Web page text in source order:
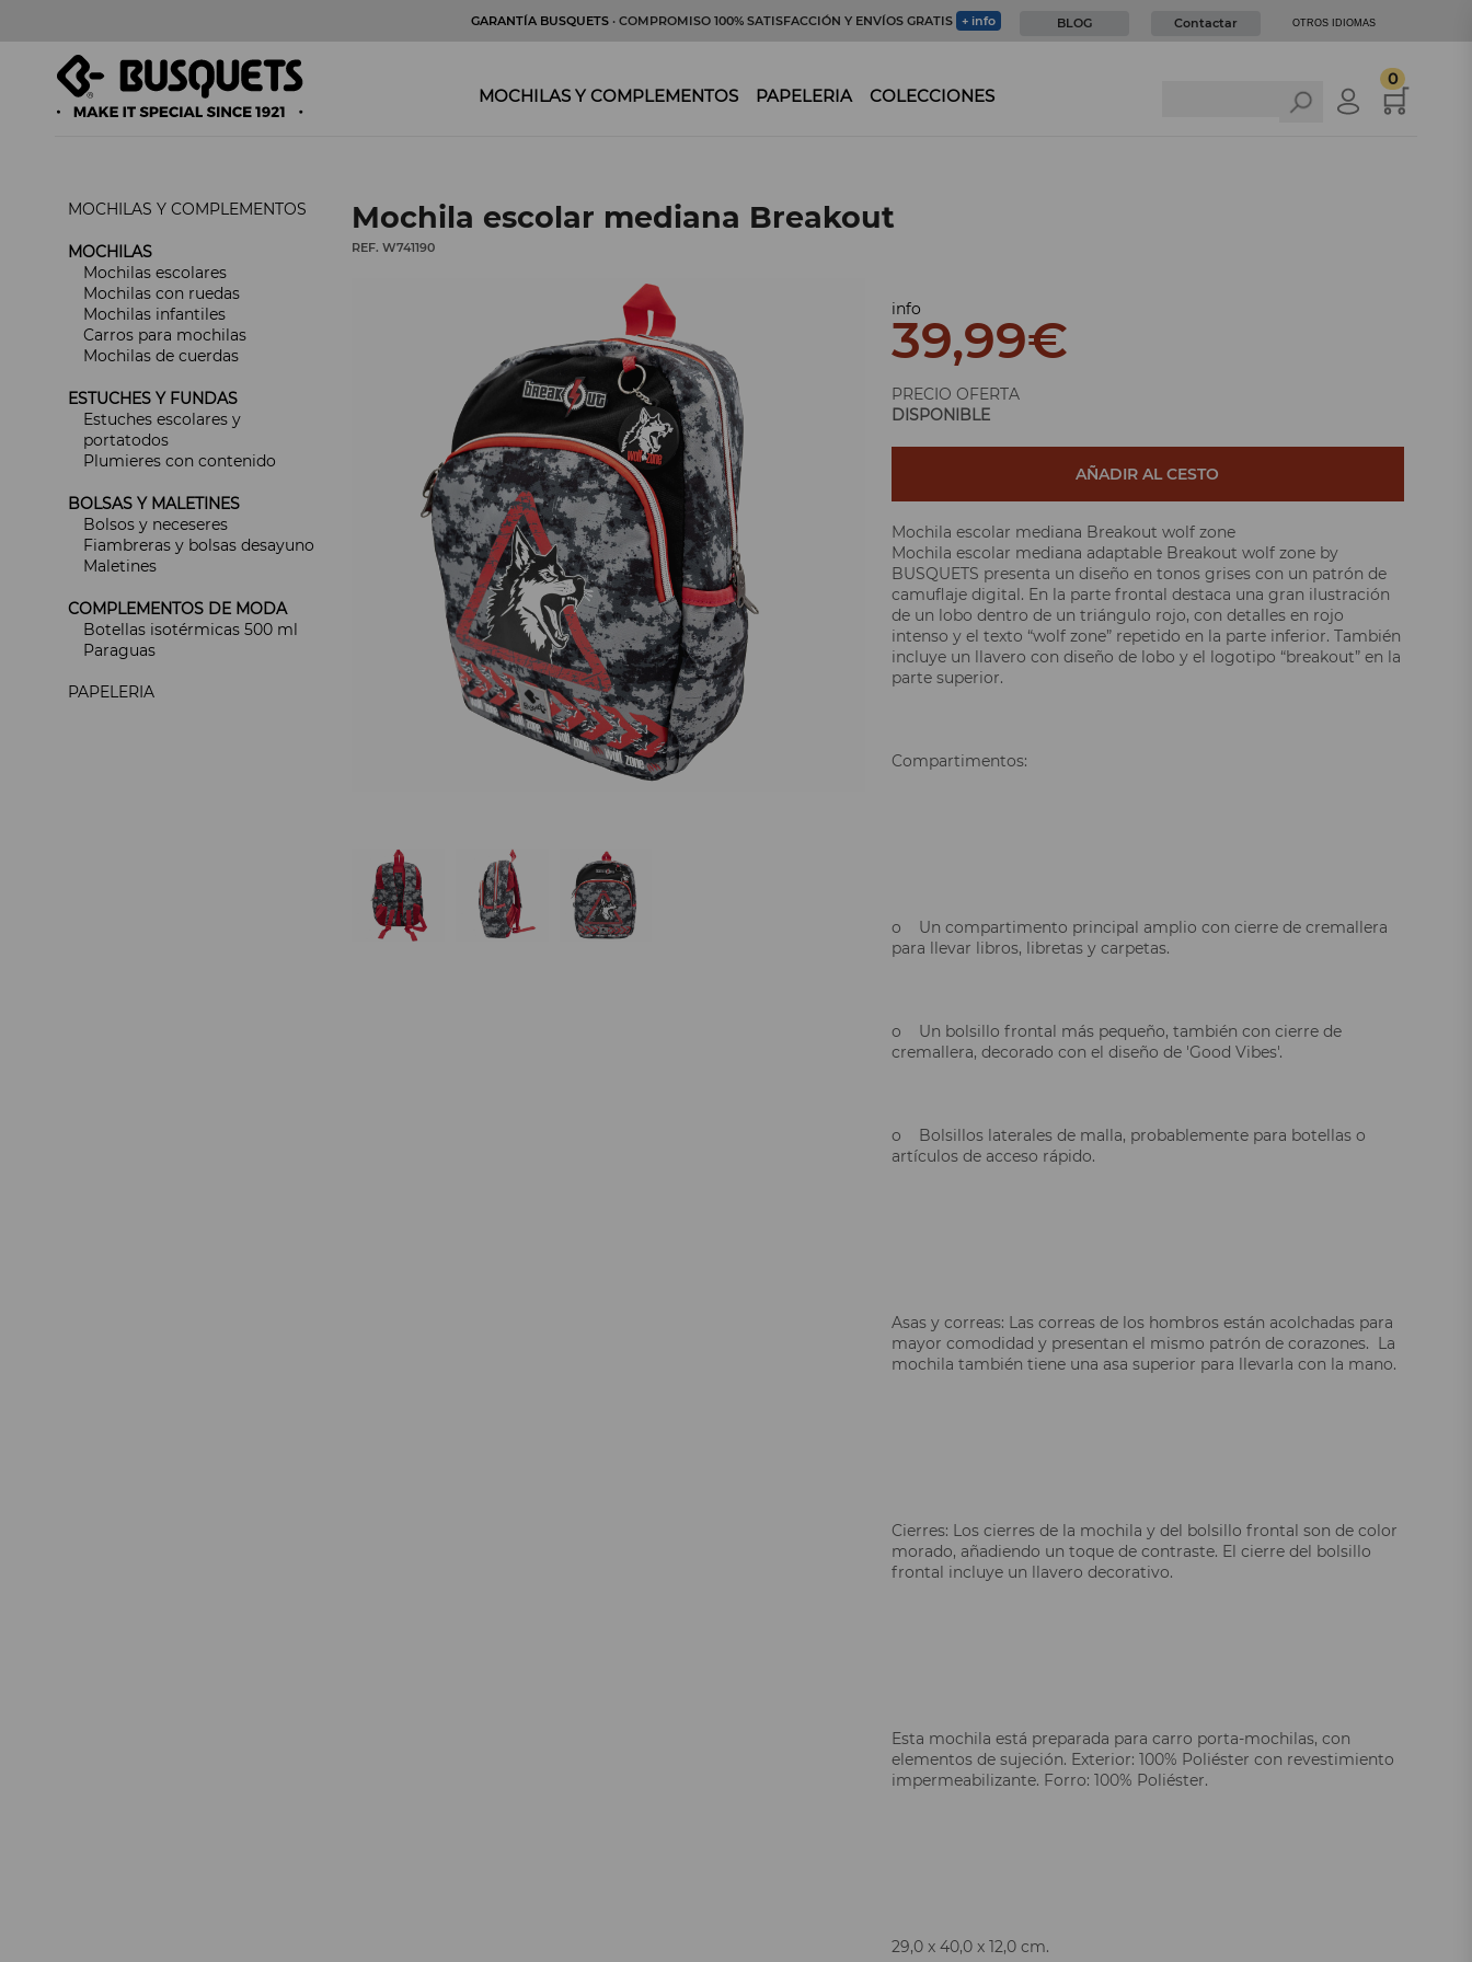
GARANTÍA BUSQUETS · COMPROMISO 100% SATISFACCIÓN Y ENVÍOS GRATIS + info BLOG Contactar OTROS IDIOMAS
MOCHILAS Y COMPLEMENTOS PAPELERIA COLECCIONES
0
MOCHILAS Y COMPLEMENTOS
MOCHILAS
Mochilas escolares
Mochilas con ruedas
Mochilas infantiles
Carros para mochilas
Mochilas de cuerdas
ESTUCHES Y FUNDAS
Estuches escolares y
portatodos
Plumieres con contenido
BOLSAS Y MALETINES
Bolsos y neceseres
Fiambreras y bolsas desayuno
Maletines
COMPLEMENTOS DE MODA
Botellas isotérmicas 500 ml
Paraguas
PAPELERIA
Mochila escolar mediana Breakout
REF. W741190
info
39,99€
PRECIO OFERTA
DISPONIBLE
AÑADIR AL CESTO
Mochila escolar mediana Breakout wolf zone
Mochila escolar mediana adaptable Breakout wolf zone by
BUSQUETS presenta un diseño en tonos grises con un patrón de
camuflaje digital. En la parte frontal destaca una gran ilustración
de un lobo dentro de un triángulo rojo, con detalles en rojo
intenso y el texto “wolf zone” repetido en la parte inferior. También
incluye un llavero con diseño de lobo y el logotipo “breakout” en la
parte superior.
Compartimentos:
o Un compartimento principal amplio con cierre de cremallera
para llevar libros, libretas y carpetas.
o Un bolsillo frontal más pequeño, también con cierre de
cremallera, decorado con el diseño de 'Good Vibes'.
o Bolsillos laterales de malla, probablemente para botellas o
artículos de acceso rápido.
Asas y correas: Las correas de los hombros están acolchadas para
mayor comodidad y presentan el mismo patrón de corazones. La
mochila también tiene una asa superior para llevarla con la mano.
Cierres: Los cierres de la mochila y del bolsillo frontal son de color
morado, añadiendo un toque de contraste. El cierre del bolsillo
frontal incluye un llavero decorativo.
Esta mochila está preparada para carro porta-mochilas, con
elementos de sujeción. Exterior: 100% Poliéster con revestimiento
impermeabilizante. Forro: 100% Poliéster.
29,0 x 40,0 x 12,0 cm.